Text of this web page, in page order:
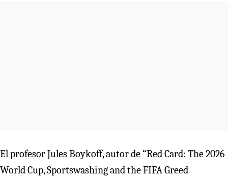
El profesor Jules Boykoff, autor de “Red Card: The 2026
World Cup, Sportswashing and the FIFA Greed